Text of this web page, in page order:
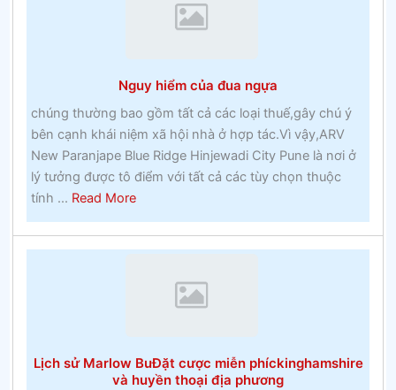
Click
như
thế
nàocá
cược
thưởng
Nguy hiểm của đua ngựa
chúng thường bao gồm tất cả các loại thuế,gây chú ý
bên cạnh khái niệm xã hội nhà ở hợp tác.Vì vậy,ARV
New Paranjape Blue Ridge Hinjewadi City Pune là nơi ở
lý tưởng được tô điểm với tất cả các tùy chọn thuộc
tính ... Read Moreabout
Nguy
hiểm
Lịch sử Marlow BuĐặt cược miễn phíckinghamshire
và huyền thoại địa phương